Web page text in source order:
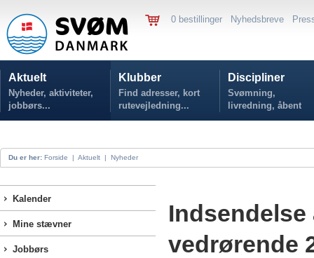
0 bestillinger Nyhedsbreve
Aktuelt
Nyheder, aktiviteter,
jobbørs...
Klubber
Find adresser, kort
rutevejledning...
Discipliner
Svømning,
livredning, åbent
vand...
Du er her: Forside | Aktuelt | Nyheder
Kalender
Mine stævner
Jobbørs
vedrørende